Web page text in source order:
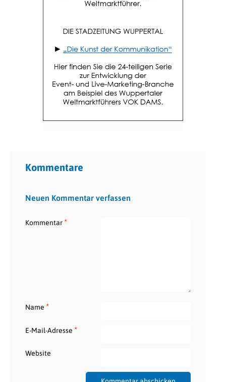
Kommentare
Neuen Kommentar verfassen
Kommentar*
Name *
E-Mail-Adresse *
Website